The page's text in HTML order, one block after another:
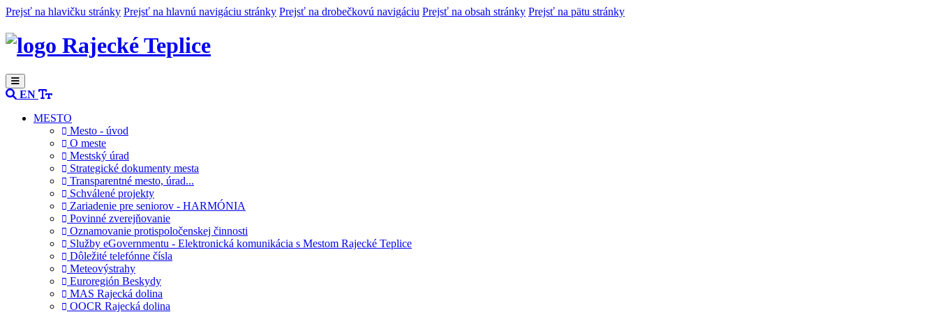
Prejsť na hlavičku stránky Prejsť na hlavnú navigáciu stránky Prejsť na drobečkovú navigáciu Prejsť na obsah stránky Prejsť na pätu stránky
Rajecké Teplice
EN
MESTO
Mesto - úvod
O meste
Mestský úrad
Strategické dokumenty mesta
Transparentné mesto, úrad...
Schválené projekty
Zariadenie pre seniorov - HARMÓNIA
Povinné zverejňovanie
Oznamovanie protispoločenskej činnosti
Služby eGovernmentu - Elektronická komunikácia s Mestom Rajecké Teplice
Dôležité telefónne čísla
Meteovýstrahy
Euroregión Beskydy
MAS Rajecká dolina
OOCR Rajecká dolina